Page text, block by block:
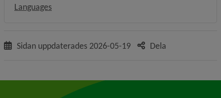
Languages
Sidan uppdaterades 2026-05-19 Dela